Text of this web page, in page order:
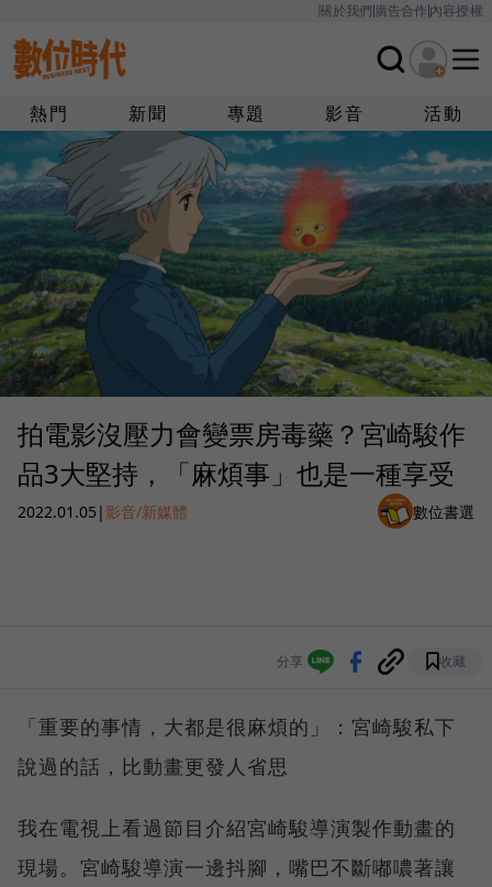
關於我們廣告合作內容授權
熱門 新聞 專題 影音 活動
拍電影沒壓力會變票房毒藥？宮崎駿作
品3大堅持，「麻煩事」也是一種享受
2022.01.05 | 影音/新媒體 數位書選
分享 收藏
「重要的事情，大都是很麻煩的」：宮崎駿私下
說過的話，比動畫更發人省思
我在電視上看過節目介紹宮崎駿導演製作動畫的
現場。宮崎駿導演一邊抖腳，嘴巴不斷嘟噥著讓